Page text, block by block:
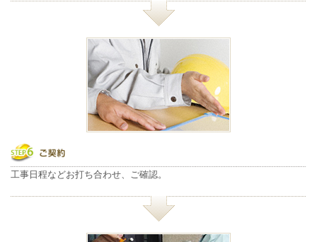
工事日程などお打ち合わせ、ご確認。